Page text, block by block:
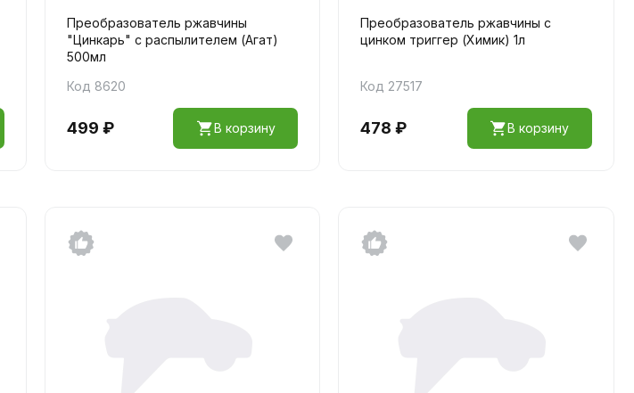
Преобразователь ржавчины
"Цинкарь" с распылителем (Агат)
500мл
Код 8620
499 ₽ В корзину
Преобразователь ржавчины с
цинком триггер (Химик) 1л
Код 27517
478 ₽ В корзину